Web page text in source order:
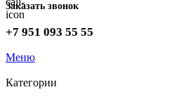
Заказать звонок
+7 951 093 55 55
Меню
Категории